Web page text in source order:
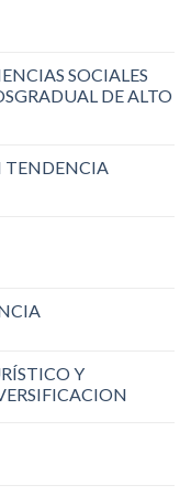
SOCIALES
DE ALTO
TENDENCIA
Y